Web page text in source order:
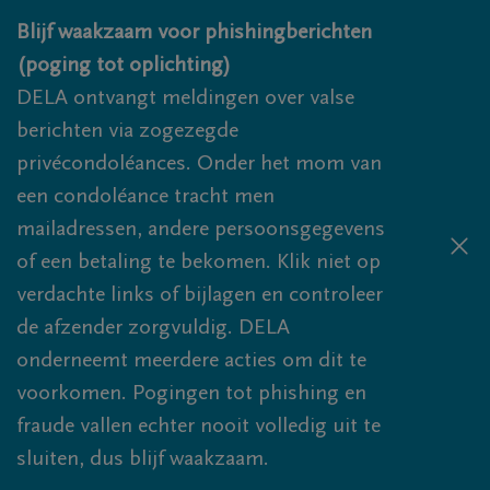
Overslaan en naar inhoud gaan
Blijf waakzaam voor phishingberichten
(poging tot oplichting)
DELA ontvangt meldingen over valse
berichten via zogezegde
privécondoléances. Onder het mom van
een condoléance tracht men
mailadressen, andere persoonsgegevens
of een betaling te bekomen. Klik niet op
verdachte links of bijlagen en controleer
de afzender zorgvuldig. DELA
onderneemt meerdere acties om dit te
voorkomen. Pogingen tot phishing en
fraude vallen echter nooit volledig uit te
sluiten, dus blijf waakzaam.